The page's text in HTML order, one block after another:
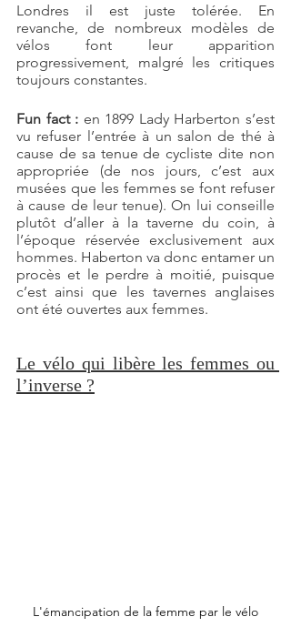
Londres il est juste tolérée. En
revanche, de nombreux modèles de
vélos font leur apparition
progressivement, malgré les critiques
toujours constantes.
Fun fact : en 1899 Lady Harberton s’est
vu refuser l’entrée à un salon de thé à
cause de sa tenue de cycliste dite non
appropriée (de nos jours, c’est aux
musées que les femmes se font refuser
à cause de leur tenue). On lui conseille
plutôt d’aller à la taverne du coin, à
l’époque réservée exclusivement aux
hommes. Haberton va donc entamer un
procès et le perdre à moitié, puisque
c’est ainsi que les tavernes anglaises
ont été ouvertes aux femmes.
Le vélo qui libère les femmes ou
l’inverse ?
L'émancipation de la femme par le vélo